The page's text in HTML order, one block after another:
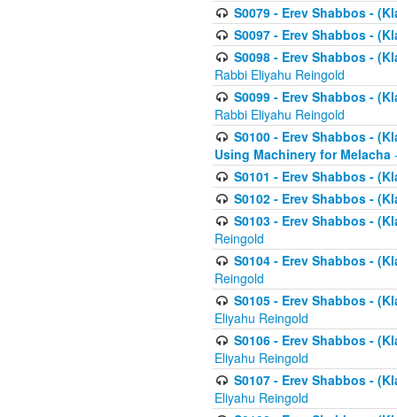
S0079 - Erev Shabbos -
S0097 - Erev Shabbos -
S0098 - Erev Shabbos -
Rabbi Eliyahu Reingold
S0099 - Erev Shabbos -
Rabbi Eliyahu Reingold
S0100 - Erev Shabbos -
Using Machinery for Melacha
S0101 - Erev Shabbos -
S0102 - Erev Shabbos -
S0103 - Erev Shabbos -
Reingold
S0104 - Erev Shabbos -
Reingold
S0105 - Erev Shabbos -
Eliyahu Reingold
S0106 - Erev Shabbos -
Eliyahu Reingold
S0107 - Erev Shabbos -
Eliyahu Reingold